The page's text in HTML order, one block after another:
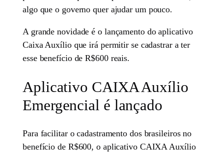
algo que o governo quer ajudar um pouco.
A grande novidade é o lançamento do aplicativo
Caixa Auxílio que irá permitir se cadastrar a ter
esse benefício de R$600 reais.
Aplicativo CAIXA Auxílio
Emergencial é lançado
Para facilitar o cadastramento dos brasileiros no
benefício de R$600, o aplicativo CAIXA Auxílio